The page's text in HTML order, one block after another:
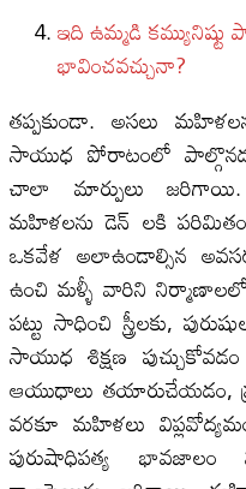
ఇది ఉమ్మడి క‌మ్యునిష్టు
భావించవచ్చునా?
తప్పకుండా. అసలు
సాయుధ పోరాటంలో
చాలా మార్పులు
మహిళలను డెన్ లకి
ఒకవేళ అలాఉండాల్సిన
ఉంచి మళ్ళీ వారిని
పట్టు సాధించి స్త్రీలకు,
సాయుధ శిక్షణ
ఆయుధాలు తయారుచేయడం,
వరకూ మహిళలు
పురుషాధిపత్య భావజాలం